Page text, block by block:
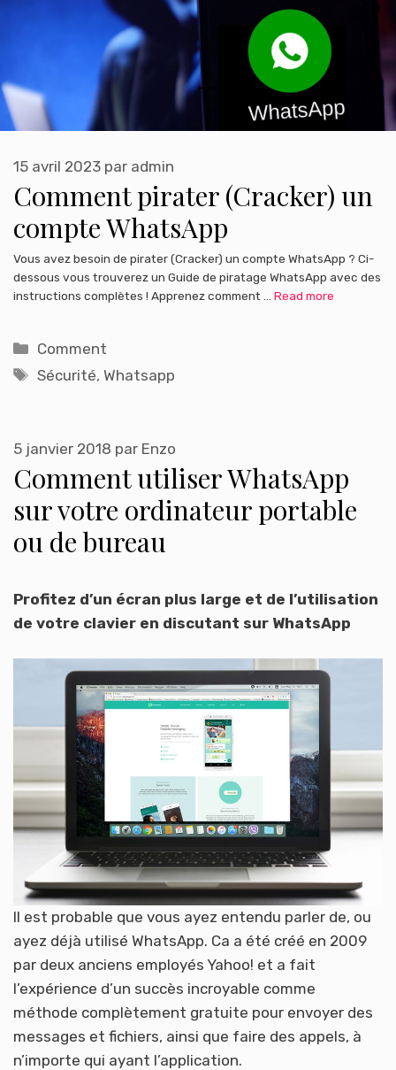
Comment pirater (Cracker) un
compte WhatsApp
15 avril 2023 par admin
Vous avez besoin de pirater (Cracker) un compte WhatsApp ? Ci-
dessous vous trouverez un Guide de piratage WhatsApp avec des
instructions complètes ! Apprenez comment … Read more
Catégories
Comment
Étiquettes
Sécurité,Whatsapp
Comment utiliser WhatsApp
sur votre ordinateur portable
ou de bureau
5 janvier 2018 par Enzo
Profitez d’un écran plus large et de l’utilisation
de votre clavier en discutant sur WhatsApp
Il est probable que vous ayez entendu parler de, ou
ayez déjà utilisé WhatsApp. Ca a été créé en 2009
par deux anciens employés Yahoo! et a fait
l’expérience d’un succès incroyable comme
méthode complètement gratuite pour envoyer des
messages et fichiers, ainsi que faire des appels, à
n’importe qui ayant l’application.